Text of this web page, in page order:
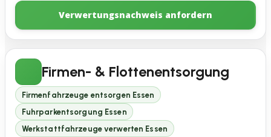
Verwertungsnachweis anfordern
Firmen- & Flottenentsorgung
Firmenfahrzeuge entsorgen Essen
Fuhrparkentsorgung Essen
Werkstattfahrzeuge verwerten Essen